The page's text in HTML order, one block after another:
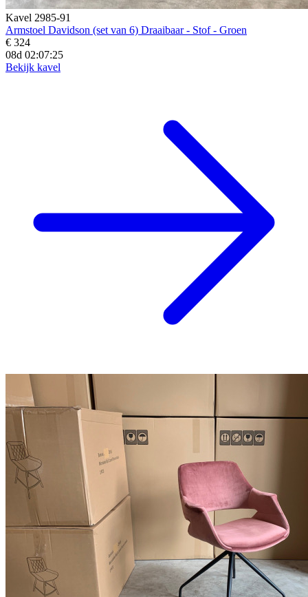
Kavel 2985-91
Armstoel Davidson (set van 6) Draaibaar - Stof - Groen
€ 324
08d 02:07:23
Bekijk kavel